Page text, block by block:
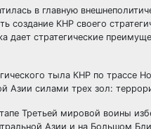
в главную
создание КНР своего
дает стратегические
тыла КНР по трассе
Азии силами трех зол:
Третьей мировой воины
Азии и на Большом